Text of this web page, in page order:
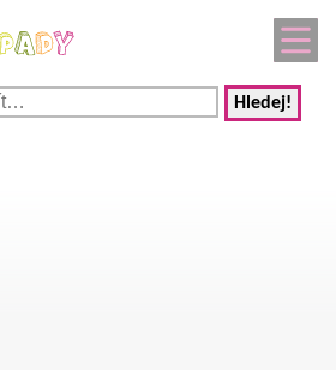
Hledej!